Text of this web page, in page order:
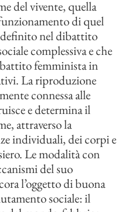
del vivente, quella
di quel
definito nel dibattito
complessiva e che
femminista in
La riproduzione
connessa alle
e determina il
attraverso la
individuali, dei corpi e
Le modalità con
del suo
l’oggetto di buona
sociale: il